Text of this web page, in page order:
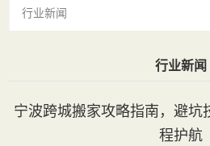
行业新闻
行业新闻
宁波跨城搬家攻略指南，避
程护航